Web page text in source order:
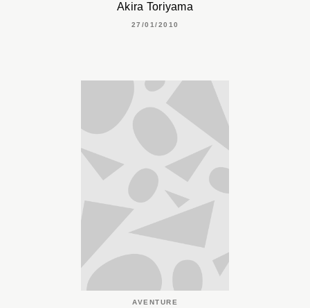
Akira Toriyama
27/01/2010
AVENTURE